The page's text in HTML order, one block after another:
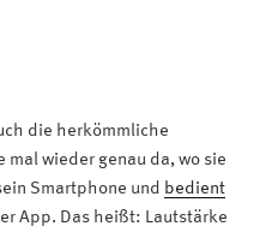
die herkömmliche
mal wieder genau da, wo sie
Smartphone und bedient
App. Das heißt: Lautstärke